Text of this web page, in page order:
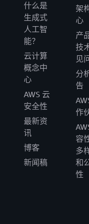
什么是
生成式
人工智
能？
云计算
概念中
心
AWS 云
安全性
最新资
讯
博客
新闻稿
架
心
产
技
见
分
告
作
容
多
和
性